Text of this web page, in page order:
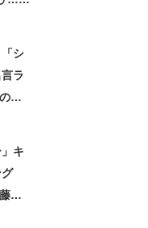
「シ
ラ
キ
喜